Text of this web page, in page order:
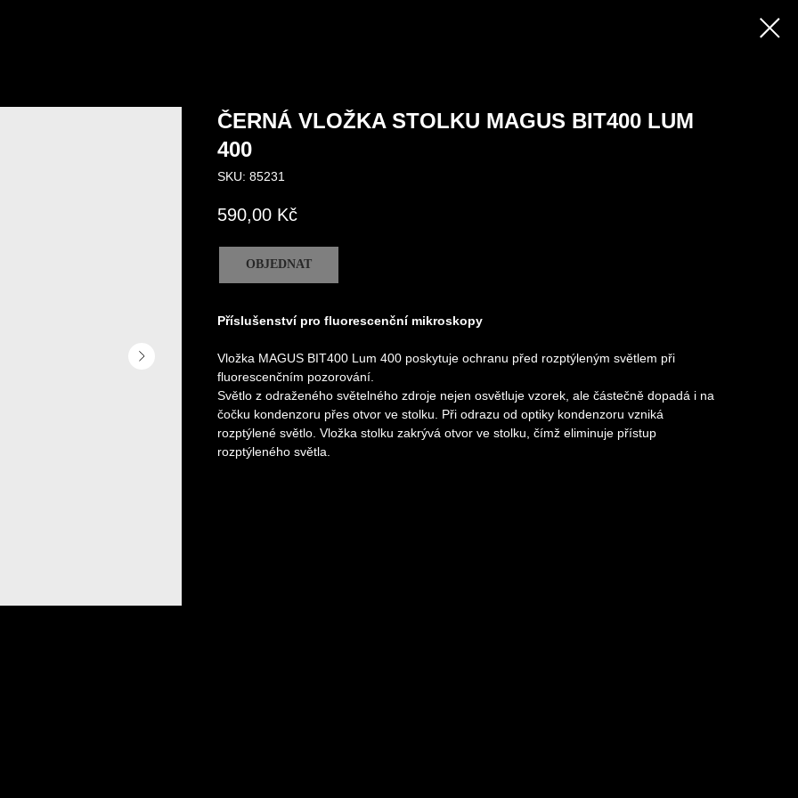
ČERNÁ VLOŽKA STOLKU MAGUS BIT400 LUM
400
SKU: 85231
590,00 Kč
OBJEDNAT
Příslušenství pro fluorescenční mikroskopy
Vložka MAGUS BIT400 Lum 400 poskytuje ochranu před rozptýleným světlem při
fluorescenčním pozorování.
Světlo z odraženého světelného zdroje nejen osvětluje vzorek, ale částečně dopadá i na
čočku kondenzoru přes otvor ve stolku. Při odrazu od optiky kondenzoru vzniká
rozptýlené světlo. Vložka stolku zakrývá otvor ve stolku, čímž eliminuje přístup
rozptýleného světla.